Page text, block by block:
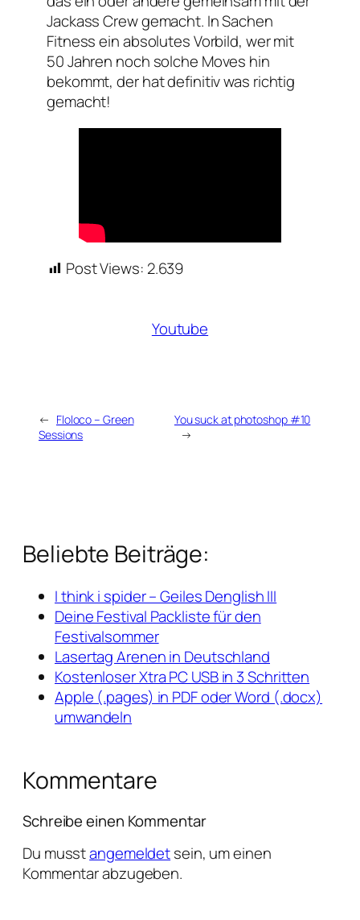
Jackass Crew gemacht. In Sachen
Fitness ein absolutes Vorbild, wer mit
50 Jahren noch solche Moves hin
bekommt, der hat definitiv was richtig
gemacht!
Post Views: 2.639
Youtube
← Floloco – Green
Sessions
You suck at photoshop #10
→
Beliebte Beiträge:
I think i spider – Geiles Denglish III
Deine Festival Packliste für den
Festivalsommer
Lasertag Arenen in Deutschland
Kostenloser Xtra PC USB in 3 Schritten
Apple (.pages) in PDF oder Word (.docx)
umwandeln
Kommentare
Schreibe einen Kommentar
Du musstangemeldetsein, um einen
Kommentar abzugeben.